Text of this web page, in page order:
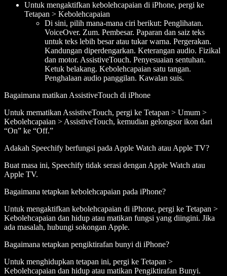
Untuk mengaktifkan kebolehcapaian di iPhone, pergi ke
Tetapan > Kebolehcapaian
Di sini, pilih mana-mana ciri berikut: Penglihatan.
VoiceOver. Zum. Pembesar. Paparan dan saiz teks
untuk teks lebih besar atau tukar warna. Pergerakan.
Kandungan diperdengarkan. Keterangan audio. Fizikal
dan motor. AssistiveTouch. Penyesuaian sentuhan.
Ketuk belakang. Kebolehcapaian satu tangan.
Penghalaan audio panggilan. Kawalan suis.
Bagaimana matikan AssistiveTouch di iPhone
Untuk mematikan AssistiveTouch, pergi ke Tetapan > Umum >
Kebolehcapaian > AssistiveTouch, kemudian gelongsor ikon dari
“On” ke “Off.”
Adakah Speechify berfungsi pada Apple Watch atau Apple TV?
Buat masa ini, Speechify tidak serasi dengan Apple Watch atau
Apple TV.
Bagaimana tetapkan kebolehcapaian pada iPhone?
Untuk mengaktifkan kebolehcapaian di iPhone, pergi ke Tetapan >
Kebolehcapaian dan hidup atau matikan fungsi yang diingini. Jika
ada masalah, hubungi sokongan Apple.
Bagaimana tetapkan pengiktirafan bunyi di iPhone?
Untuk menghidupkan tetapan ini, pergi ke Tetapan >
Kebolehcapaian dan hidup atau matikan Pengiktirafan Bunyi.